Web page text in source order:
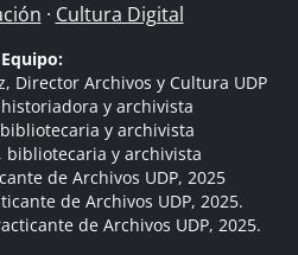
· Cultura Digital
Equipo:
Director Archivos y Cultura UDP
y archivista
y archivista
bibliotecaria y archivista
de Archivos UDP, 2025
de Archivos UDP, 2025.
de Archivos UDP, 2025.